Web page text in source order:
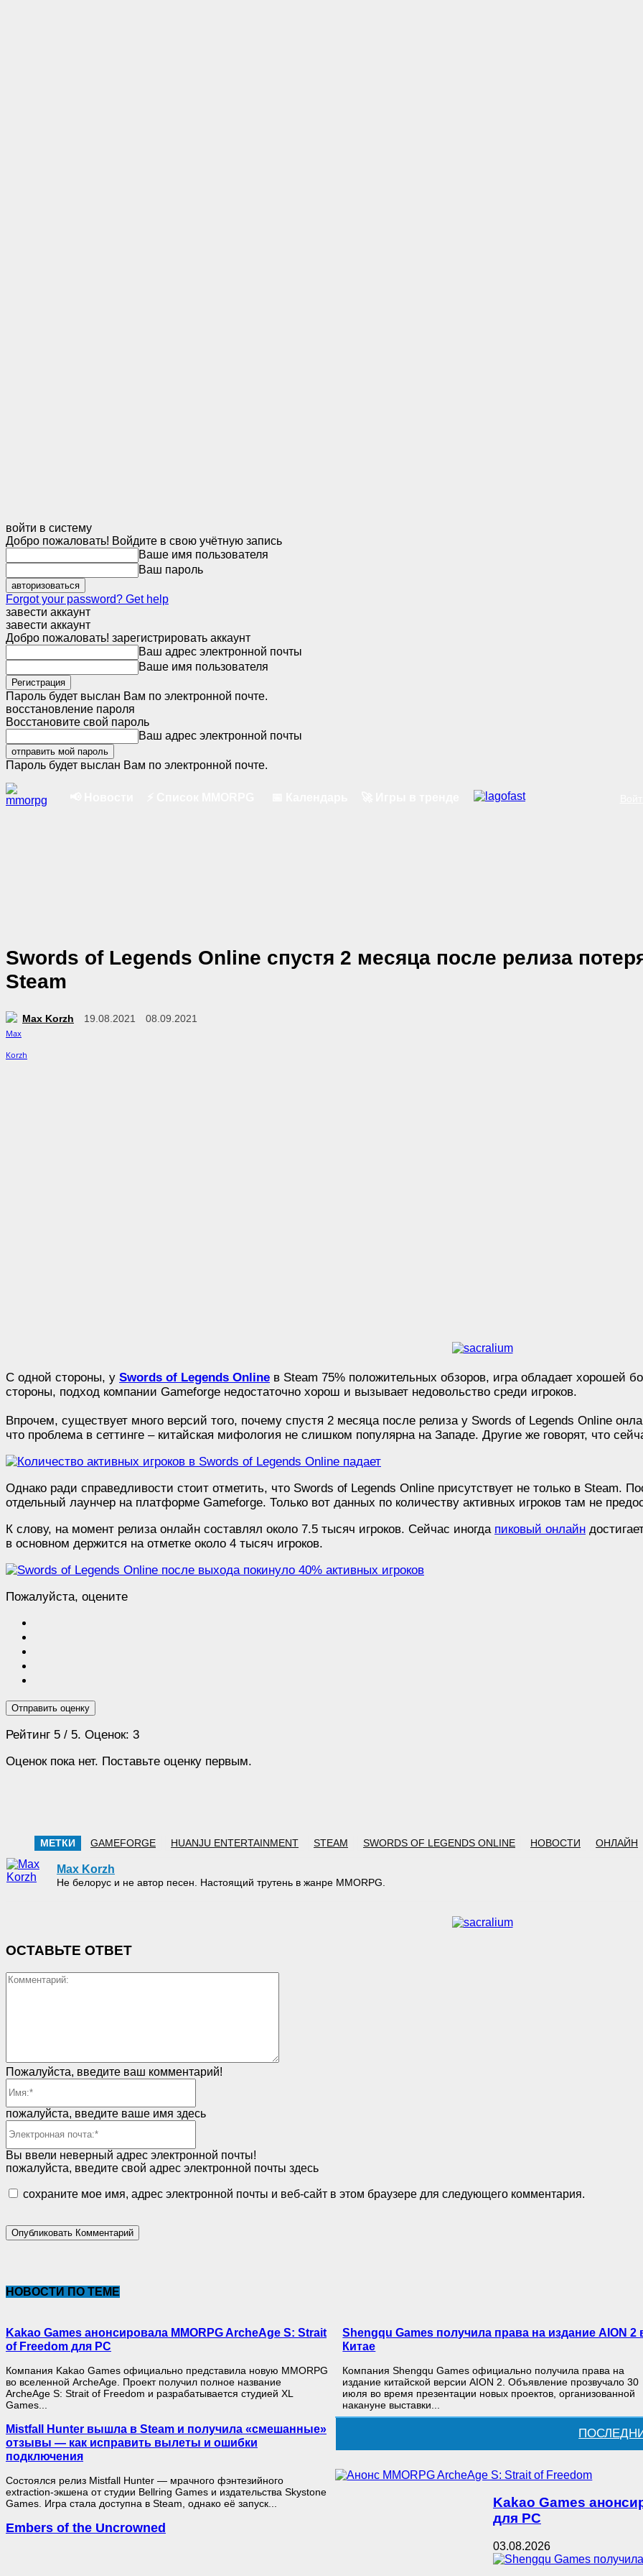
войти в систему
Добро пожаловать! Войдите в свою учётную запись
Ваше имя пользователя
Ваш пароль
Forgot your password? Get help
завести аккаунт
завести аккаунт
Добро пожаловать! зарегистрировать аккаунт
Ваш адрес электронной почты
Ваше имя пользователя
Пароль будет выслан Вам по электронной почте.
восстановление пароля
Восстановите свой пароль
Ваш адрес электронной почты
Пароль будет выслан Вам по электронной почте.
Swords of Legends Online спустя 2 месяца после релиза
Steam
Max Korzh 19.08.2021 08.09.2021
С одной стороны, у Swords of Legends Online в Steam 75% положительных обзоров, игра обладает хорошей
стороны, подход компании Gameforge недостаточно хорош и вызывает недовольство среди игроков.
Впрочем, существует много версий того, почему спустя 2 месяца после релиза у Swords of Legends Online
что проблема в сеттинге – китайская мифология не слишком популярна на Западе. Другие же говорят, что
Однако ради справедливости стоит отметить, что Swords of Legends Online присутствует не только в Steam.
отдельный лаунчер на платформе Gameforge. Только вот данных по количеству активных игроков там не
К слову, на момент релиза онлайн составлял около 7.5 тысяч игроков. Сейчас иногда пиковый онлайн
в основном держится на отметке около 4 тысяч игроков.
Пожалуйста, оцените
Отправить оценку
Рейтинг 5 / 5. Оценок: 3
Оценок пока нет. Поставьте оценку первым.
МЕТКИ GAMEFORGE HUANJU ENTERTAINMENT STEAM SWORDS OF LEGENDS ONLINE НОВОСТИ ОНЛАЙН
Max Korzh
Не белорус и не автор песен. Настоящий трутень в жанре MMORPG.
ОСТАВЬТЕ ОТВЕТ
Пожалуйста, введите ваш комментарий!
пожалуйста, введите ваше имя здесь
Вы ввели неверный адрес электронной почты!
пожалуйста, введите свой адрес электронной почты здесь
сохраните мое имя, адрес электронной почты и веб-сайт в этом браузере для следующего комментария.
НОВОСТИ ПО ТЕМЕ
Kakao Games анонсировала MMORPG ArcheAge S: Strait
of Freedom для PC
Компания Kakao Games официально представила новую MMORPG
во вселенной ArcheAge. Проект получил полное название
ArcheAge S: Strait of Freedom и разрабатывается студией XL
Games...
Shengqu Games получила права на издание AION 2
Китае
Компания Shengqu Games официально получила права на
издание китайской версии AION 2. Объявление прозвучало 30
июля во время презентации новых проектов, организованной
накануне выставки...
Mistfall Hunter вышла в Steam и получила «смешанные»
отзывы — как исправить вылеты и ошибки
подключения
Состоялся релиз Mistfall Hunter — мрачного фэнтезийного
extraction-экшена от студии Bellring Games и издательства Skystone
Games. Игра стала доступна в Steam, однако её запуск...
Embers of the Uncrowned
Kakao Games
для PC
03.08.2026